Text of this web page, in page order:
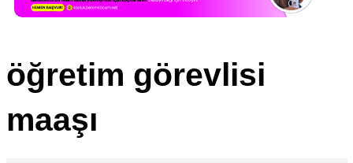
öğretim görevlisi
maaşı